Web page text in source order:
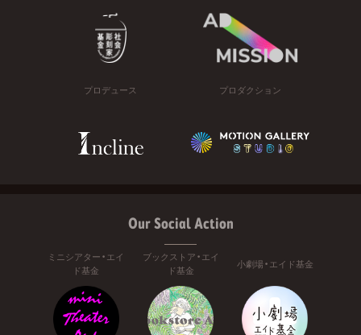
プロデュース プロダクション
Our Social Action
ミニシアター・エイ
ド基金
ブックストア・エイ
ド基金
小劇場・エイド基金